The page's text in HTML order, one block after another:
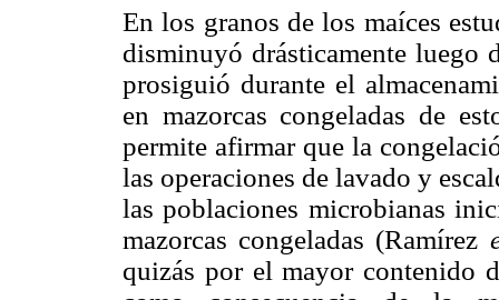
En los granos de los maíces
disminuyó drásticamente luego
prosiguió durante el
en mazorcas congeladas de
permite afirmar que la
las operaciones de lavado y
las poblaciones microbianas
mazorcas congeladas (Ramírez
quizás por el mayor contenido